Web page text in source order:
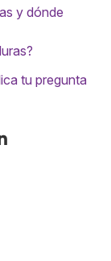
y dónde
tu pregunta